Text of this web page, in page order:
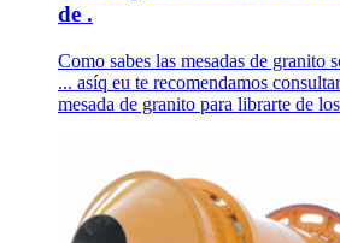
de .
Como sabes las mesadas de granito
... asíq eu te recomendamos
mesada de granito para librarte de